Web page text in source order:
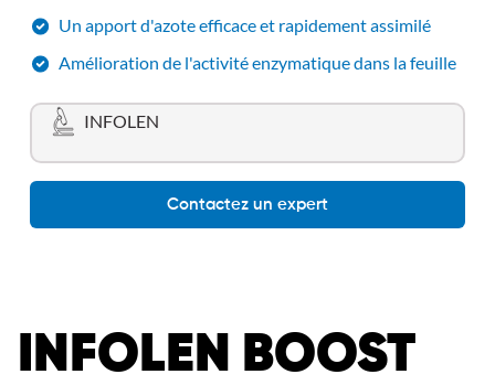
Un apport d'azote efficace et rapidement assimilé
Amélioration de l'activité enzymatique dans la feuille
INFOLEN
Contactez un expert
INFOLEN BOOST